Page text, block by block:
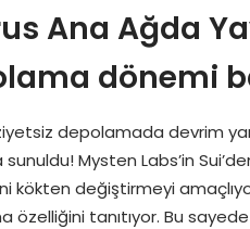
Ana Ağda
dönemi
depolamada devrim
sunuldu! Mysten Labs’in
kökten değiştirmeyi
özelliğini tanıtıyor. Bu